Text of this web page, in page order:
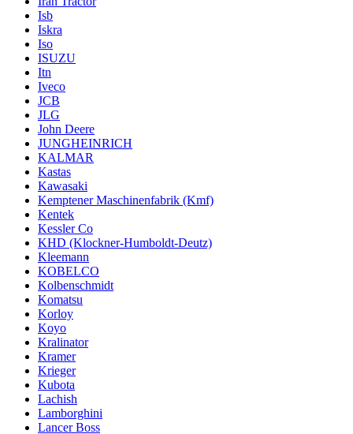
Isb
Iskra
Iso
ISUZU
Itn
Iveco
JCB
JLG
John Deere
JUNGHEINRICH
KALMAR
Kastas
Kawasaki
Kemptener Maschinenfabrik (Kmf)
Kentek
Kessler Co
KHD (Klockner-Humboldt-Deutz)
Kleemann
KOBELCO
Kolbenschmidt
Komatsu
Korloy
Koyo
Kralinator
Kramer
Krieger
Kubota
Lachish
Lamborghini
Lancer Boss